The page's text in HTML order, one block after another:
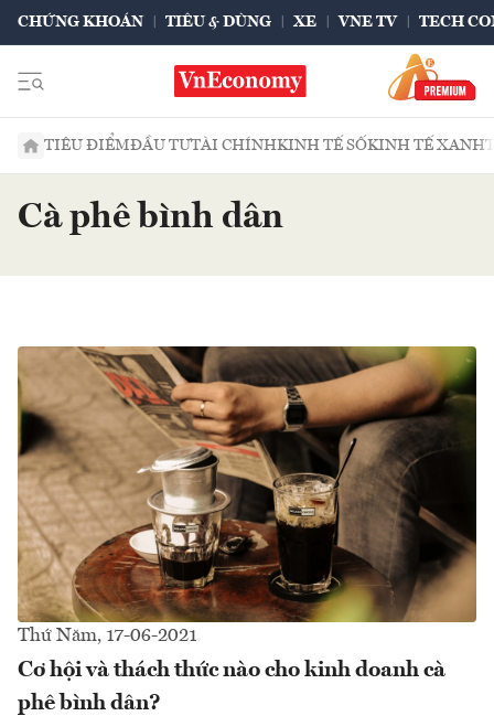
CHỨNG KHOÁN TIÊU & DÙNG XE VNE TV TECH
TIÊU ĐIỂMĐẦU TƯTÀI CHÍNHKINH TẾ SỐKINH TẾ XANH
Cà phê bình dân
Thứ Năm, 17-06-2021
Cơ hội và thách thức nào cho kinh doanh cà
phê bình dân?